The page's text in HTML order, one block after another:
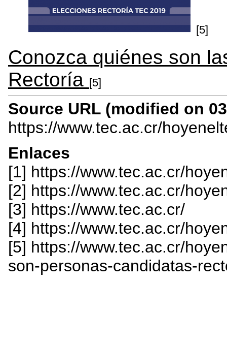
[5]
Conozca quiénes son
Rectoría [5]
Source URL (modified on
https://www.tec.ac.cr/
Enlaces
[1] https://www.tec.ac.cr/
[2] https://www.tec.ac.cr/
[3] https://www.tec.ac.cr/
[4] https://www.tec.ac.cr/
[5] https://www.tec.ac.cr/
son-personas-candidatas-